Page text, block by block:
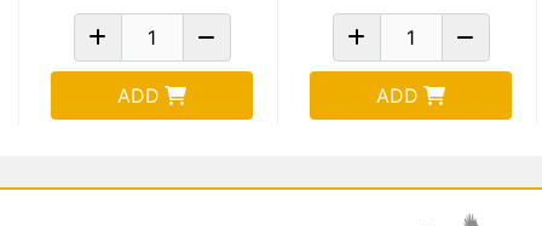
ADD
ADD